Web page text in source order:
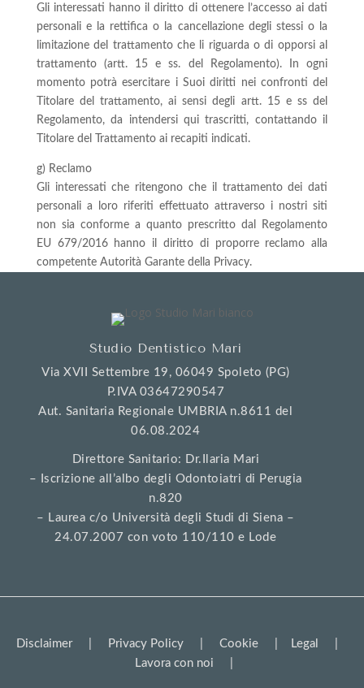
Gli interessati hanno il diritto di ottenere l’accesso ai dati
personali e la rettifica o la cancellazione degli stessi o la
limitazione del trattamento che li riguarda o di opporsi al
trattamento (artt. 15 e ss. del Regolamento). In ogni
momento potrà esercitare i Suoi diritti nei confronti del
Titolare del trattamento, ai sensi degli artt. 15 e ss del
Regolamento, da intendersi qui trascritti, contattando il
Titolare del Trattamento ai recapiti indicati.
g) Reclamo
Gli interessati che ritengono che il trattamento dei dati
personali a loro riferiti effettuato attraverso i nostri siti
non sia conforme a quanto prescritto dal Regolamento
EU 679/2016 hanno il diritto di proporre reclamo alla
competente Autorità Garante della Privacy.
Studio Dentistico Mari
Via XVII Settembre 19, 06049 Spoleto (PG)
P.IVA 03647290547
Aut. Sanitaria Regionale UMBRIA n.8611 del
06.08.2024
Direttore Sanitario: Dr.Ilaria Mari
– Iscrizione all’albo degli Odontoiatri di Perugia
n.820
– Laurea c/o Università degli Studi di Siena –
24.07.2007 con voto 110/110 e Lode
Disclaimer| Privacy Policy Cookie Legal
Lavora con noi